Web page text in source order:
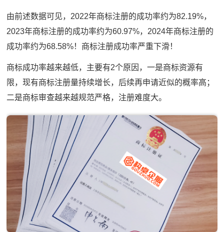
由前述数据可见，2022年商标注册的成功率约为82.19%，
2023年商标注册的成功率约为60.97%，2024年商标注册的
成功率约为68.58%！商标注册成功率严重下滑！
商标成功率越来越低，主要有2个原因，一是商标资源有
限，现有商标注册量持续增长，后续再申请近似的概率高；
二是商标审查越来越规范严格，注册难度大。